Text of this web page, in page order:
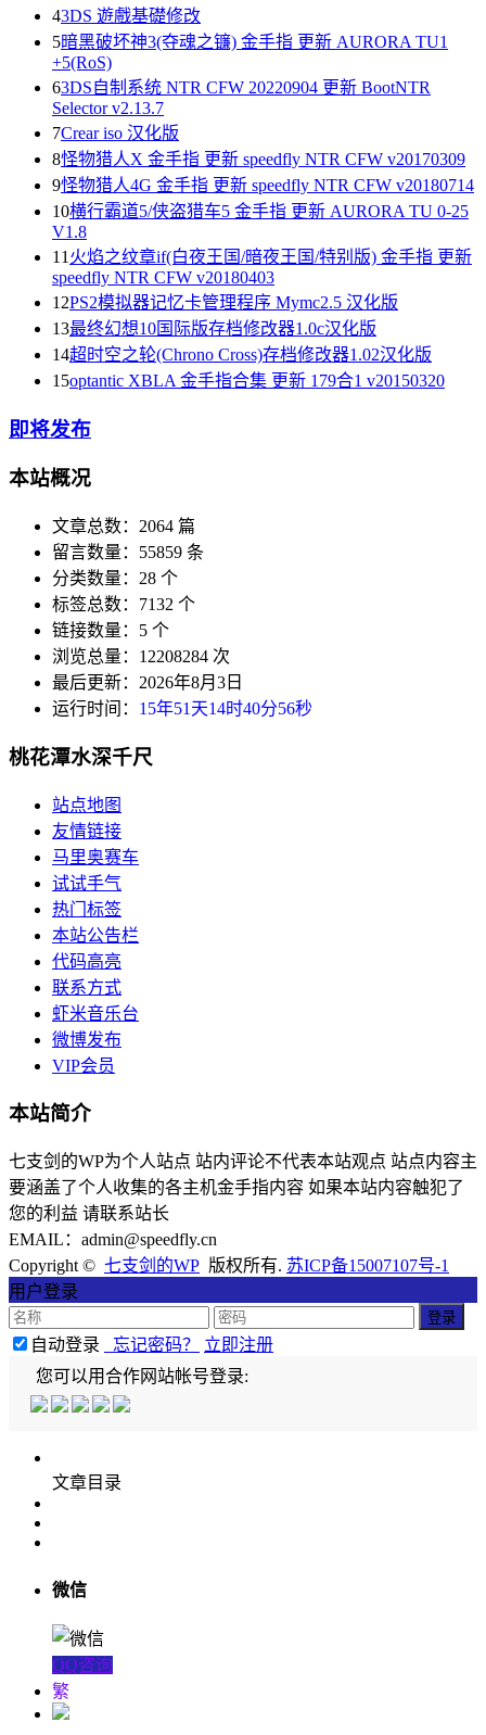
43DS 遊戲基礎修改
5暗黑破坏神3(夺魂之镰) 金手指 更新 AURORA TU1
+5(RoS)
63DS自制系统 NTR CFW 20220904 更新 BootNTR
Selector v2.13.7
7Crear iso 汉化版
8怪物猎人X 金手指 更新 speedfly NTR CFW v20170309
9怪物猎人4G 金手指 更新 speedfly NTR CFW v20180714
10横行霸道5/侠盗猎车5 金手指 更新 AURORA TU 0-25
V1.8
11 火焰之纹章if(白夜王国/暗夜王国/特别版) 金手指 更新
speedfly NTR CFW v20180403
12PS2模拟器记忆卡管理程序 Mymc2.5 汉化版
13最终幻想10国际版存档修改器1.0c汉化版
14超时空之轮(Chrono Cross)存档修改器1.02汉化版
15optantic XBLA 金手指合集 更新 179合1 v20150320
即将发布
本站概况
文章总数：2064 篇
留言数量：55859 条
分类数量：28 个
标签总数：7132 个
链接数量：5 个
浏览总量：12208284 次
最后更新：2026年8月3日
运行时间： 15年51天14时40分57秒
桃花潭水深千尺
站点地图
友情链接
马里奥赛车
试试手气
热门标签
本站公告栏
代码高亮
联系方式
虾米音乐台
微博发布
VIP会员
本站简介
七支剑的WP为个人站点 站内评论不代表本站观点 站点内容主
要涵盖了个人收集的各主机金手指内容 如果本站内容触犯了
您的利益 请联系站长
EMAIL：admin@speedfly.cn
Copyright © 七支剑的WP 版权所有. 苏ICP备15007107号-1
用户登录
自动登录 忘记密码？
立即注册
您可以用合作网站帐号登录:
文章目录
微信
QQ咨询
繁